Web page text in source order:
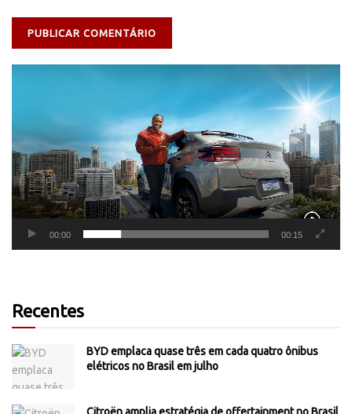
00:00 00:15
Recentes
BYD emplaca quase três em cada quatro ônibus
elétricos no Brasil em julho
Citroën amplia estratégia de offertainment no Brasil